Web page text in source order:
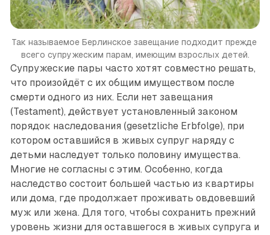
Так называемое Берлинское завещание подходит прежде
всего супружеским парам, имеющим взрослых детей.
Супружеские пары часто хотят совместно решать,
что произойдёт с их общим имуществом после
смерти одного из них. Если нет завещания
(Testament), действует установленный законом
порядок наследования (gesetzliche Erbfolge), при
котором оставшийся в живых супруг наряду с
детьми наследует только половину имущества.
Многие не согласны с этим. Особенно, когда
наследство состоит большей частью из квартиры
или дома, где продолжает проживать овдовевший
муж или жена. Для того, чтобы сохранить прежний
уровень жизни для оставшегося в живых супруга и